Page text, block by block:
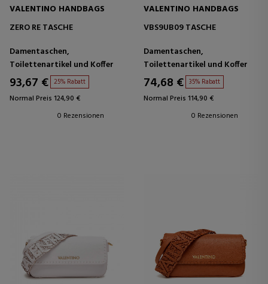
VALENTINO HANDBAGS
ZERO RE TASCHE
Damentaschen,
Toilettenartikel und Koffer
93,67 € 25% Rabatt
Normal Preis 124,90 €
0 Rezensionen
VALENTINO HANDBAGS
VBS9UB09 TASCHE
Damentaschen,
Toilettenartikel und Koffer
74,68 € 35% Rabatt
Normal Preis 114,90 €
0 Rezensionen